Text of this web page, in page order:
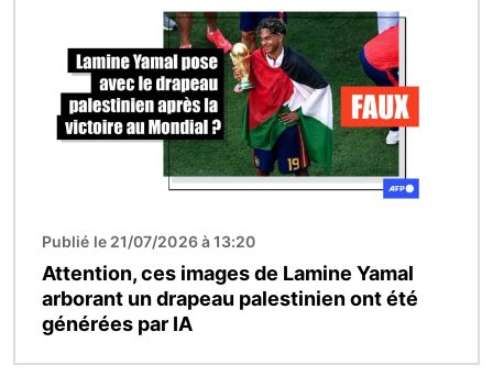
Publié le 21/07/2026 à 13:20
Attention, ces images de Lamine Yamal
arborant un drapeau palestinien ont été
générées par IA